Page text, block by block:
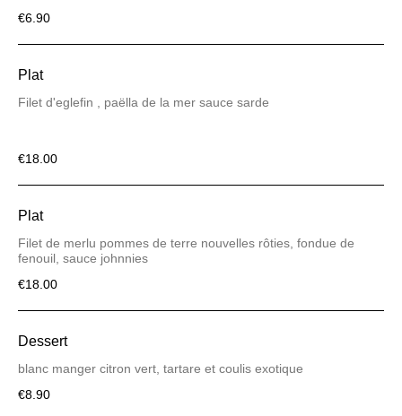
€6.90
Plat
Filet d'eglefin , paëlla de la mer sauce sarde
€18.00
Plat
Filet de merlu pommes de terre nouvelles rôties, fondue de
fenouil, sauce johnnies
€18.00
Dessert
blanc manger citron vert, tartare et coulis exotique
€8.90